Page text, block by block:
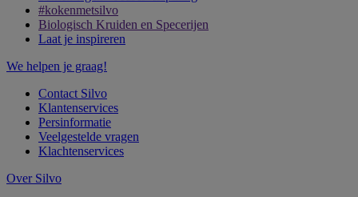
#kokenmetsilvo
Biologisch Kruiden en Specerijen
Laat je inspireren
We helpen je graag!
Contact Silvo
Klantenservices
Persinformatie
Veelgestelde vragen
Klachtenservices
Over Silvo